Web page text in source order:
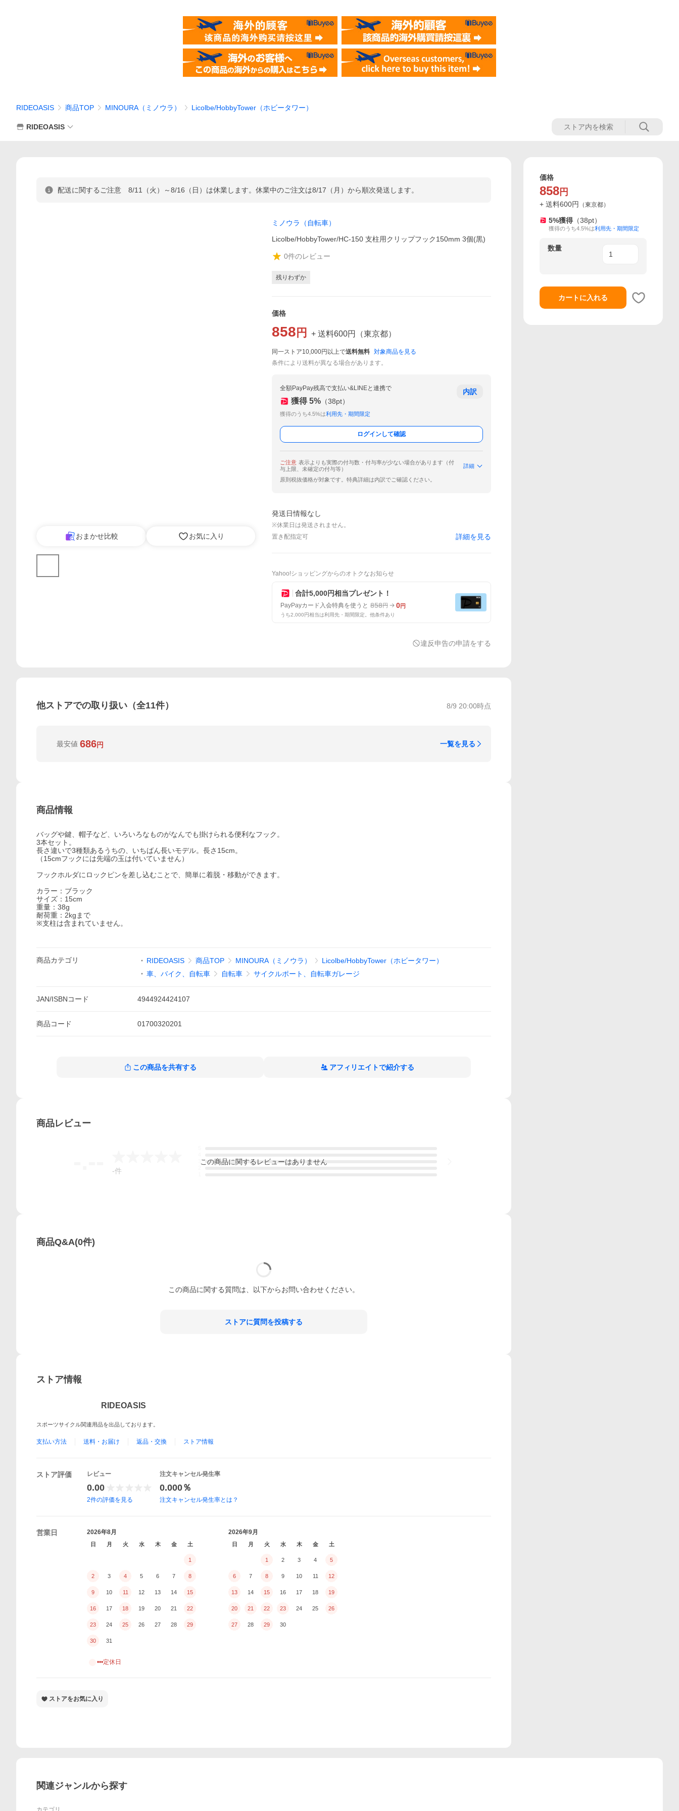
RIDEOASIS 商品TOP MINOURA（ミノウラ） Licolbe/HobbyTower（ホビータワー）
RIDEOASIS
配送に関するご注意 8/11（火）～8/16（日）は休業します。休業中のご注文は8/17（月）から順次発送します。
おまかせ比較 お気に入り
ミノウラ（自転車）
Licolbe/HobbyTower/HC-150 支柱用クリップフック150mm 3個(黒)
0件のレビュー
残りわずか
価格
858 円 + 送料600円 （東京都）
同一ストア10,000円以上で送料無料 対象商品を見る
条件により送料が異なる場合があります。
全額PayPay残高で支払い&LINEと連携で
獲得 5% （38pt）
獲得のうち4.5%は利用先・期間限定
内訳
ログインして確認
ご注意 表示よりも実際の付与数・付与率が少ない場合があります（付
与上限、未確定の付与等）
詳細
原則税抜価格が対象です。特典詳細は内訳でご確認ください。
発送日情報なし
※休業日は発送されません。
置き配指定可
詳細を見る
Yahoo!ショッピングからのオトクなお知らせ
合計5,000円相当プレゼント！
PayPayカード入会特典を使うと 858円 0円
うち2,000円相当は利用先・期間限定。他条件あり
違反申告の申請をする
他ストアでの取り扱い（全11件） 8/9 20:00時点
最安値 686円 一覧を見る
商品情報
バッグや鍵、帽子など、いろいろなものがなんでも掛けられる便利なフック。
3本セット。
長さ違いで3種類あるうちの、いちばん長いモデル。長さ15cm。
（15cmフックには先端の玉は付いていません）
フックホルダにロックピンを差し込むことで、簡単に着脱・移動ができます。
カラー：ブラック
サイズ：15cm
重量：38g
耐荷重：2kgまで
※支柱は含まれていません。
商品カテゴリ RIDEOASIS 商品TOP MINOURA（ミノウラ）
Licolbe/HobbyTower（ホビータワー）
車、バイク、自転車
自転車 サイクルポート、自転車ガレージ
JAN/ISBNコード 4944924424107
商品コード 01700320201
この商品を共有する アフィリエイトで紹介する
商品レビュー
-件
この商品に関するレビューはありません
商品Q&A(0件)
この商品に関する質問は、以下からお問い合わせください。
ストアに質問を投稿する
ストア情報
RIDEOASIS
スポーツサイクル関連用品を出品しております。
支払い方法 送料・お届け 返品・交換 ストア情報
ストア評価 レビュー
0.00
2件の評価を見る
注文キャンセル発生率
0.000％
注文キャンセル発生率とは？
営業日 2026年8月
日 月 火 水 木 金 土
1
2 3 4 5 6 7 8
9 10 11 12 13 14 15
16 17 18 19 20 21 22
23 24 25 26 27 28 29
30 31
2026年9月
日 月 火 水 木 金 土
1 2 3 4 5
6 7 8 9 10 11 12
13 14 15 16 17 18 19
20 21 22 23 24 25 26
27 28 29 30
•••定休日
ストアをお気に入り
価格
858 円
+ 送料600円 （東京都）
5%獲得 （38pt）
獲得のうち4.5%は利用先・期間限定
数量
カートに入れる
関連ジャンルから探す
カテゴリ